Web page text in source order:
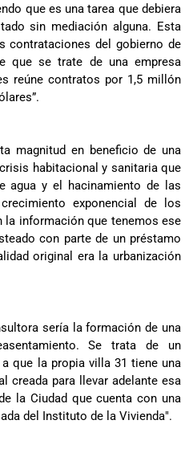
que es una tarea que debiera
sin mediación alguna. Esta
contrataciones del gobierno de
que se trate de una empresa
reúne contratos por 1,5 millón
magnitud en beneficio de una
habitacional y sanitaria que
agua y el hacinamiento de las
exponencial de los
la información que tenemos ese
con parte de un préstamo
original era la urbanización
sería la formación de una
Se trata de un
que la propia villa 31 tiene una
creada para llevar adelante esa
la Ciudad que cuenta con una
del Instituto de la Vivienda".